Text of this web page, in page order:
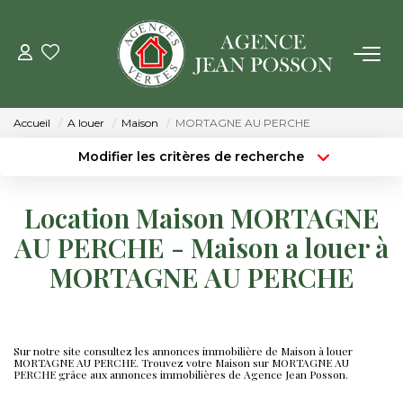
ESTIMATION
Qui Sommes Nous
Notre Équipe
Accueil A louer Maison MORTAGNE AU PERCHE
Modifier les critères de recherche
Sélectionnez...
Type de bien
Surface min
Budget max Plus de critères
Location Maison MORTAGNE
AU PERCHE - Maison a louer à
MORTAGNE AU PERCHE
Sur notre site consultez les annonces immobilière de Maison à louer
MORTAGNE AU PERCHE. Trouvez votre Maison sur MORTAGNE AU
PERCHE grâce aux annonces immobilières de Agence Jean Posson.